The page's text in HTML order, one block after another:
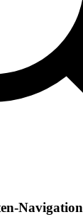
Navigation